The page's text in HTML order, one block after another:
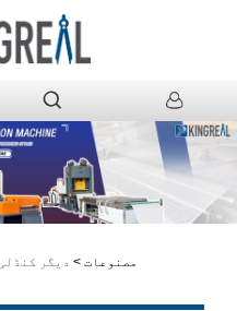
مصنوعات > دیگر